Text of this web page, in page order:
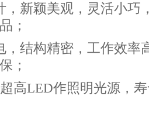
，新颖美观，灵活小巧
；
，结构精密，工作效率
；
高LED作照明光源，